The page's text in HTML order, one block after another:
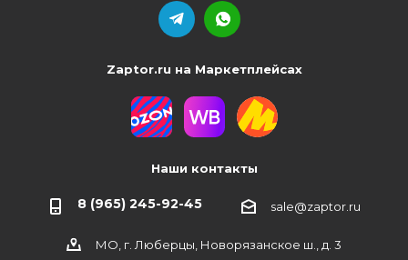
Zaptor.ru на Маркетплейсах
Наши контакты
8 (965) 245-92-45 sale@zaptor.ru
МО, г. Люберцы, Новорязанское ш., д. 3